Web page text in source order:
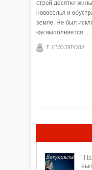
строй десятки
новоселья и
земле. Не был
как выполняется …
Т. СМОЛЯРОВА
"На